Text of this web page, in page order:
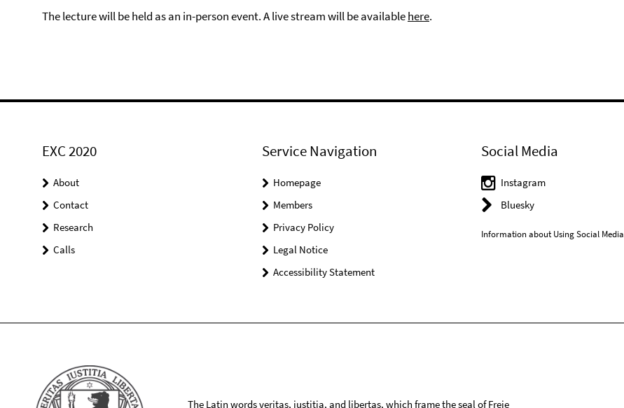
The lecture will be held as an in-person event. A live stream will be availablehere.
EXC 2020
About
Contact
Research
Calls
Service Navigation
Homepage
Members
Privacy Policy
Legal Notice
Accessibility Statement
Social Media
Instagram
Bluesky
Information about Using Social Media
The Latin words veritas, iustitia, and libertas, which frame the seal of Freie